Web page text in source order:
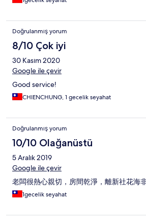
Doğrulanmış yorum
8/10 Çok iyi
30 Kasım 2020
Google ile çevir
Good service!
CHIENCHUNG, 1 gecelik seyahat
Doğrulanmış yorum
10/10 Olağanüstü
5 Aralık 2019
Google ile çevir
老闆很熱心親切，房間乾淨，離新社花海
1gecelik seyahat